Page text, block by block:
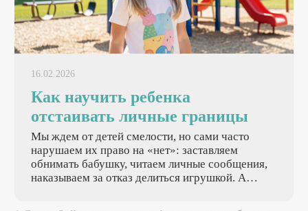
16.02.2026
Как научить ребенка
отстаивать личные границы
Мы ждем от детей смелости, но сами часто
нарушаем их право на «нет»: заставляем
обнимать бабушку, читаем личные сообщения,
наказываем за отказ делиться игрушкой. А